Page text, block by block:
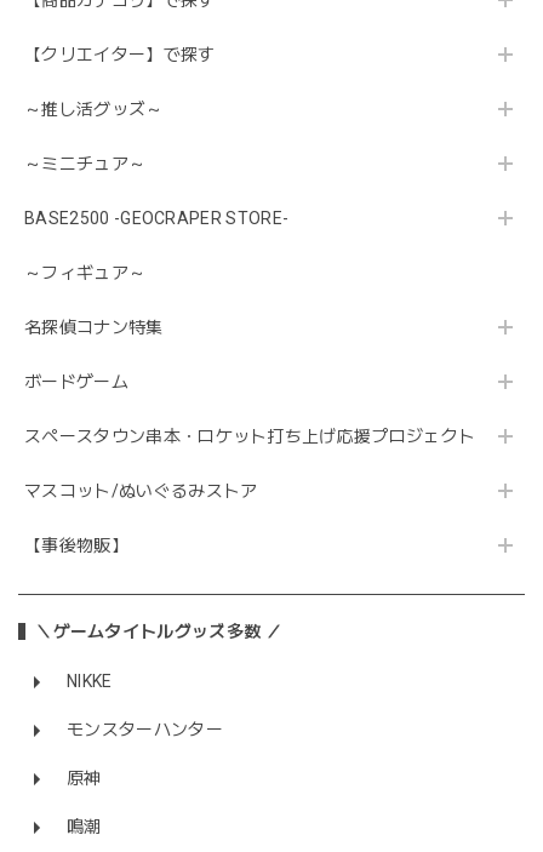
【クリエイター】で探す
～推し活グッズ～
～ミニチュア～
BASE2500 -GEOCRAPER STORE-
～フィギュア～
名探偵コナン特集
ボードゲーム
スペースタウン串本・ロケット打ち上げ応援プロジェクト
マスコット/ぬいぐるみストア
【事後物販】
＼ゲームタイトルグッズ多数 ／
NIKKE
モンスターハンター
原神
鳴潮